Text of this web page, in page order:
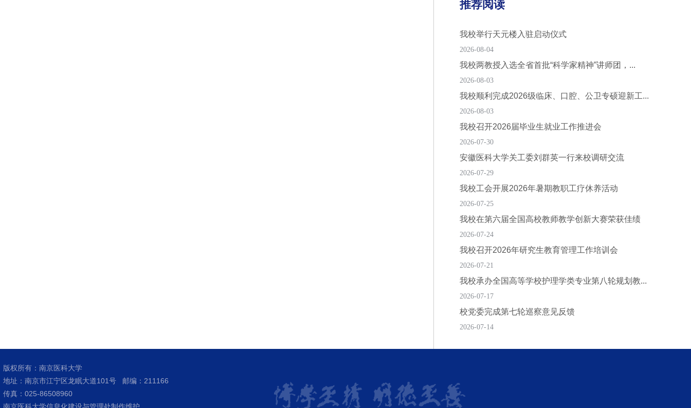
推荐阅读
我校举行天元楼入驻启动仪式
2026-08-04
我校两教授入选全省首批“科学家精神”讲师团，...
2026-08-03
我校顺利完成2026级临床、口腔、公卫专硕迎新工...
2026-08-03
我校召开2026届毕业生就业工作推进会
2026-07-30
安徽医科大学关工委刘群英一行来校调研交流
2026-07-29
我校工会开展2026年暑期教职工疗休养活动
2026-07-25
我校在第六届全国高校教师教学创新大赛荣获佳绩
2026-07-24
我校召开2026年研究生教育管理工作培训会
2026-07-21
我校承办全国高等学校护理学类专业第八轮规划教...
2026-07-17
校党委完成第七轮巡察意见反馈
2026-07-14
版权所有：南京医科大学
地址：南京市江宁区龙眠大道101号
邮编：211166
传真：025-86508960